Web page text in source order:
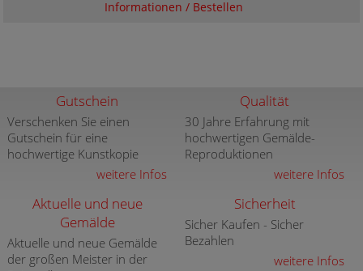
Informationen / Bestellen
Gutschein
Verschenken Sie einen
Gutschein für eine
hochwertige Kunstkopie
weitere Infos
Qualität
30 Jahre Erfahrung mit
hochwertigen Gemälde-
Reproduktionen
weitere Infos
Aktuelle und neue
Gemälde
Aktuelle und neue Gemälde
der großen Meister in der
Sicherheit
Sicher Kaufen - Sicher
Bezahlen
weitere Infos